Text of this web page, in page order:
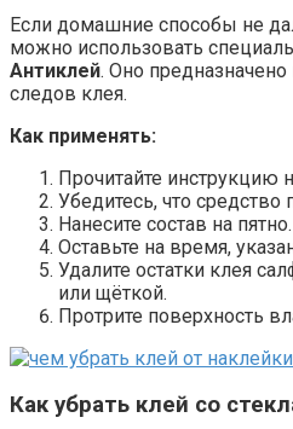
Если домашние способы не
можно использовать
Антиклей. Оно
следов клея.
Как применять:
Прочитайте инструкцию
Убедитесь, что средство
Нанесите состав на пятно.
Оставьте на время,
Удалите остатки клея
или щёткой.
Протрите поверхность
Как убрать клей со